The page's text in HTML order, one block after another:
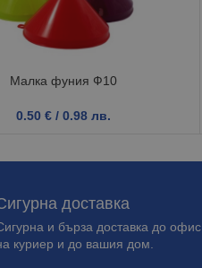
Малка фуния Ф10
0.50 € / 0.98 лв.
доставка
и бърза доставка до офис
куриер и до вашия дом.